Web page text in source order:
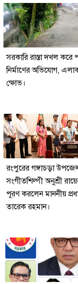
সরকারি রাস্তা দখল করে
নির্মাণের অভিযোগ,
ক্ষোভ।
রংপুরের গঙ্গাচড়া
সংগীতশিল্পী অনুশ্রী
পূরণ করলেন মাননীয়
তারেক রহমান।